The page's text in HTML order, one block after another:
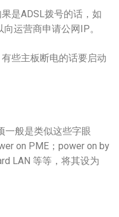
是ADSL拨号的话，如
运营商申请公网IP。
些主板断电的话要启动
一般是类似这些字眼
on PME；power on by
LAN 等等，将其设为